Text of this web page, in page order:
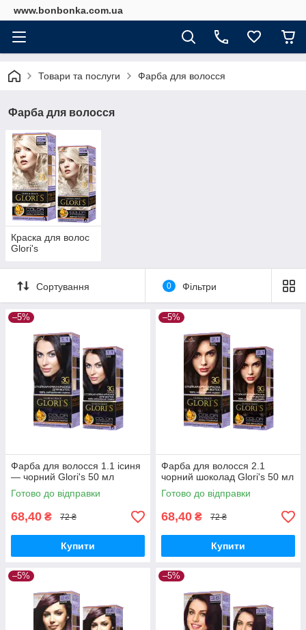
www.bonbonka.com.ua
Товари та послуги Фарба для волосся
Фарба для волосся
Краска для волос
Glori's
Сортування 0 Фільтри
–5%
Фарба для волосся 1.1 ісиня
— чорний Glori's 50 мл
Готово до відправки
68,40 ₴ 72 ₴
Купити
–5%
Фарба для волосся 2.1
чорний шоколад Glori's 50 мл
Готово до відправки
68,40 ₴ 72 ₴
Купити
–5% –5%